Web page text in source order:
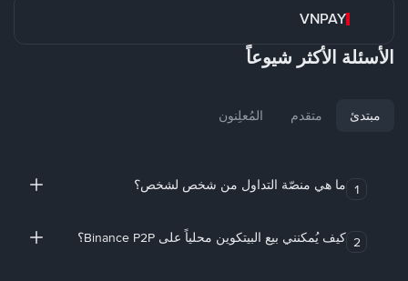
VNPAY
الأسئلة الأكثر شيوعاً
مبتدئ متقدم المُعلِنون
1 ما هي منصّة التداول من شخص لشخص؟
2 كيف يُمكنني بيع البيتكوين محلياً على Binance P2P؟